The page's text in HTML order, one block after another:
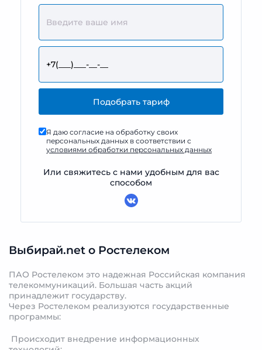
Я даю согласие на обработку своих
персональных данных в соответствии с
условиями обработки персональных данных
Или свяжитесь с нами удобным для вас
способом
Выбирай.net о Ростелеком
ПАО Ростелеком это надежная Российская компания
телекоммуникаций. Большая часть акций
принадлежит государству.
Через Ростелеком реализуются государственные
программы:
Происходит внедрение информационных